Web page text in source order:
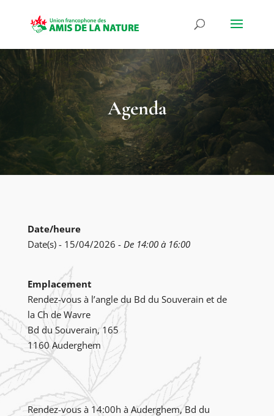
Agenda
Date/heure
Date(s) - 15/04/2026 - De 14:00 à 16:00
Emplacement
Rendez-vous à l’angle du Bd du Souverain et de
la Ch de Wavre
Bd du Souverain, 165
1160 Auderghem
Rendez-vous à 14:00h à Auderghem, Bd du